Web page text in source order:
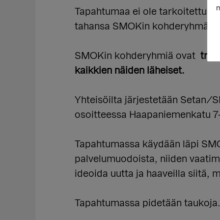
Tapahtumaa ei ole tarkoitettu
tahansa SMOKin
SMOKin kohderyhmiä ovat
kaikkien näiden läheiset.
Yhteisöilta järjestetään Setan/
osoitteessa Haapaniemenkatu
Tapahtumassa käydään läpi
palvelumuodoista, niiden
ideoida uutta ja haaveilla siitä,
Tapahtumassa pidetään